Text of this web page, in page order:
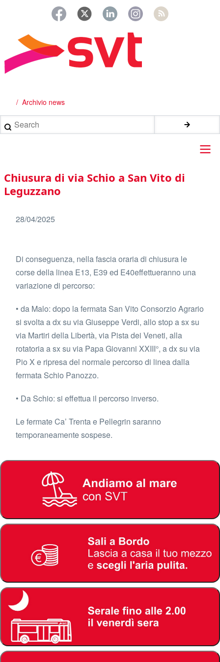
principale
Briciole
di
pane
Archivio news
Search
Main
navigation
Chiusura di via Schio a San Vito di
Leguzzano
28/04/2025
Di conseguenza, nella fascia oraria di chiusura le
corse della linea E13, E39 ed E40effettueranno una
variazione di percorso:
• da Malo: dopo la fermata San Vito Consorzio Agrario
si svolta a dx su via Giuseppe Verdi, allo stop a sx su
via Martiri della Libertà, via Pista dei Veneti, alla
rotatoria a sx su via Papa Giovanni XXIII°, a dx su via
Pio X e ripresa del normale percorso di linea dalla
fermata Schio Panozzo.
• Da Schio: si effettua il percorso inverso.
Le fermate Ca’ Trenta e Pellegrin saranno
temporaneamente sospese.